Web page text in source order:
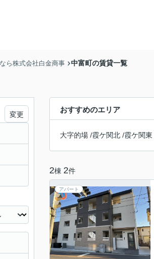
ら株式会社白金商事 中富町の賃貸一覧
おすすめのエリア
大字的場 /霞ケ関北 /霞ケ関東
2棟 2件
アパート
変更